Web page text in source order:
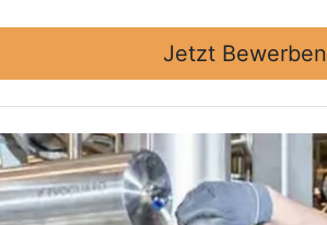
Jetzt Bewerben